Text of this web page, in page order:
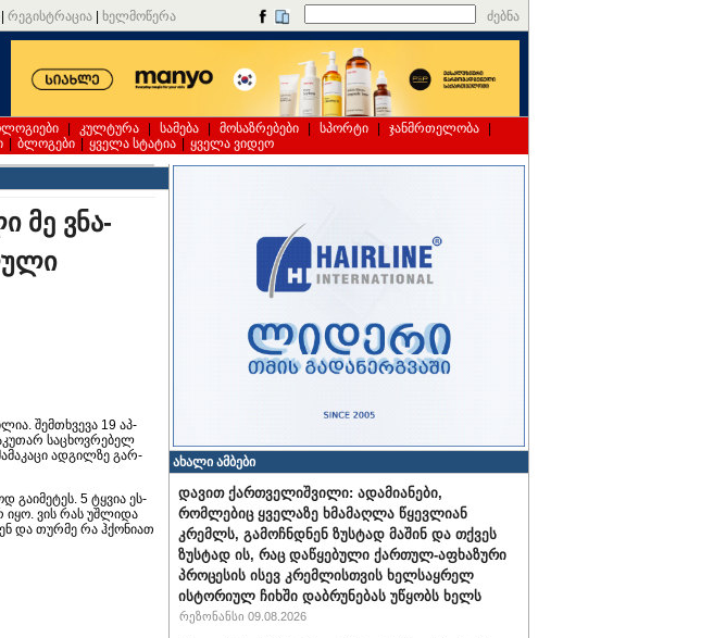
რეგისტრაცია ხელმოწერა ძებნა
კულტურა სამება მოსაზრებები სპორტი ჯანმრთელობა
ბლოგები ყველა სტატია ყველა ვიდეო
მე ვნა­
შემ­თხვე­ვა 19 აპ­
სა­ცხოვ­რე­ბელ
ად­გილ­ზე გარ­
გა­ი­მე­ტეს. 5 ტყვია ეს­
იყო. ვის რას უშ­ლი­და
და თურ­მე რა ჰქო­ნი­ათ
ახალი ამბები
დავით ქართველიშვილი: ადამიანები,
რომლებიც ყველაზე ხმამაღლა წყევლიან
კრემლს, გამოჩნდნენ ზუსტად მაშინ და თქვეს
ზუსტად ის, რაც დაწყებული ქართულ-აფხაზური
პროცესის ისევ კრემლისთვის ხელსაყრელ
ისტორიულ ჩიხში დაბრუნებას უწყობს ხელს
რეზონანსი 09.08.2026